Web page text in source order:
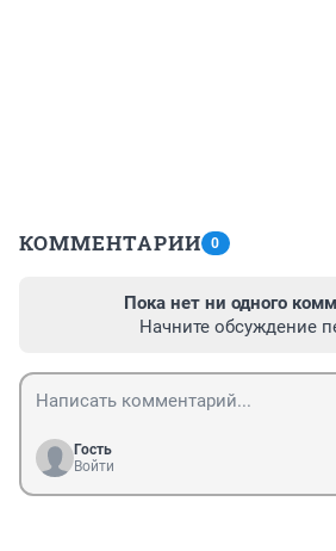
КОММЕНТАРИИ 0
Пока нет ни одного
Начните обсуждение
Гость
Войти